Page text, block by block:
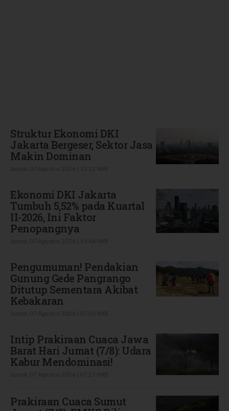
Struktur Ekonomi DKI
Jakarta Bergeser, Sektor Jasa
Makin Dominan
Ekonomi DKI Jakarta
Tumbuh 5,52% pada Kuartal
II-2026, Ini Faktor
Penopangnya
Pengumuman! Pendakian
Gunung Gede Pangrango
Ditutup Sementara Akibat
Kebakaran
Intip Prakiraan Cuaca Jawa
Barat Hari Jumat (7/8): Udara
Kabur Mendominasi!
Prakiraan Cuaca Sumut